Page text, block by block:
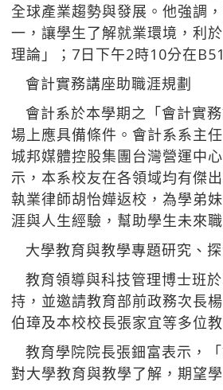
全球產業趨勢與發展。他強調
一，讓學生了解就業環境，利
理論」；7日下午2時10分在
會計實務講座助職涯規劃
會計系於本學期之「會計實
場上應具備條件。會計系系主
城邦媒體控股集團台灣營運中
示，本系校友在各領域均有傑
執業律師胡怡嬅返校，為學弟
涯與人生經驗，幫助學生未來
大學教育與教學專題研究、
教育領導與科技管理博士班
持，並邀請教育部前政務次長
伯璋及本校校長張家宜等多位
教育學院院長張鈿富表示，
對大學教育與教學了解，期望